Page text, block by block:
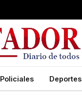
Policiales Deportes